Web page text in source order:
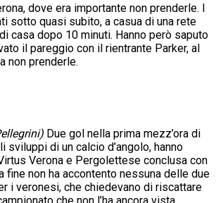
dove era importante non prenderle. I
sotto quasi subito, a casua di una rete
casa dopo 10 minuti. Hanno però saputo
il pareggio con il rientrante Parker, al
non prenderle.
Due gol nella prima mezz’ora di
sviluppi di un calcio d’angolo, hanno
Verona e Pergolettese conclusa con
fine non ha accontento nessuna delle due
i veronesi, che chiedevano di riscattare